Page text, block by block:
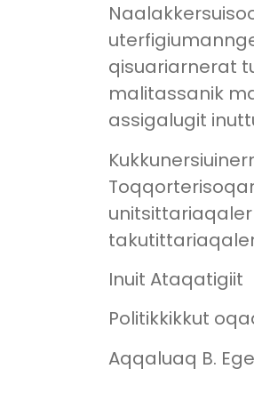
qisuariarnerat
malitassanik
assigalugit
Inuit Ataqatigiit
Politikkikkut
Aqqaluaq B.